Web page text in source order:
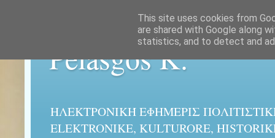
Pelasgos K.
ΗΛΕΚΤΡΟΝΙΚΉ ΕΦΗΜΕΡΙΣ
ELEKTRONIKE, KULTURORE,
This site uses cookies from
are shared with Google along
statistics, and to detect and